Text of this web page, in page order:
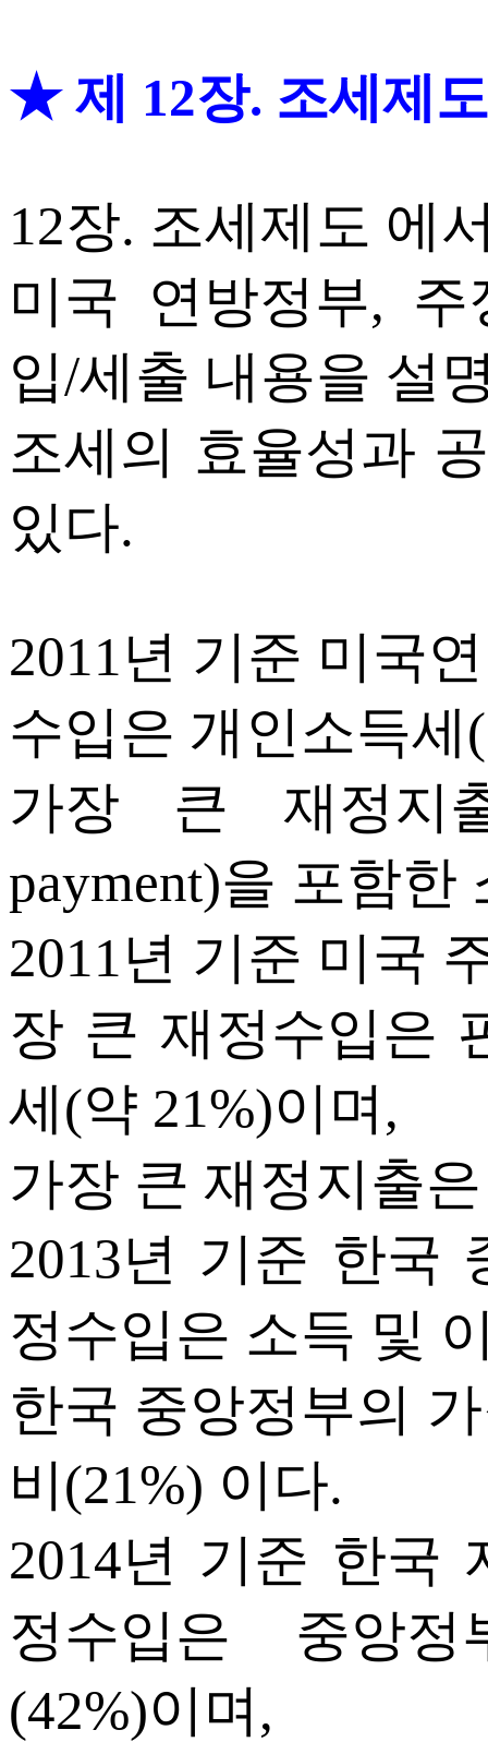
★ 제 12장. 조세제
12장. 조세제도 에
미국 연방정부,
입/세출 내용을 설
조세의 효율성과
있다.
2011년 기준 미국
수입은 개인소득세
가장 큰 재정지
payment)을 포함한
2011년 기준 미국
장 큰 재정수입은
세(약 21%)이며,
가장 큰 재정지출
2013년 기준 한국
정수입은 소득 및
한국 중앙정부의
비(21%) 이다.
2014년 기준 한국
정수입은 중앙정
(42%)이며,